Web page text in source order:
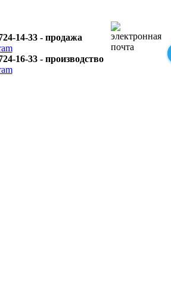
14-33 - продажа
16-33 - производство